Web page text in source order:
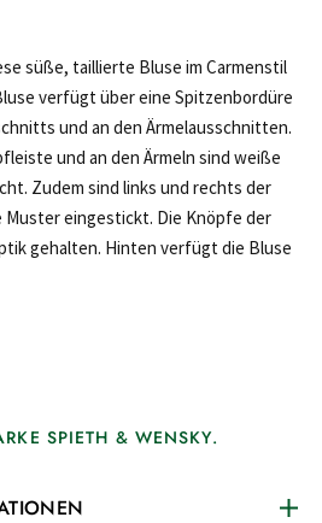
süße, taillierte Bluse im Carmenstil
verfügt über eine Spitzenbordüre
und an den Ärmelausschnitten.
und an den Ärmeln sind weiße
Zudem sind links und rechts der
eingestickt. Die Knöpfe der
gehalten. Hinten verfügt die Bluse
SPIETH & WENSKY.